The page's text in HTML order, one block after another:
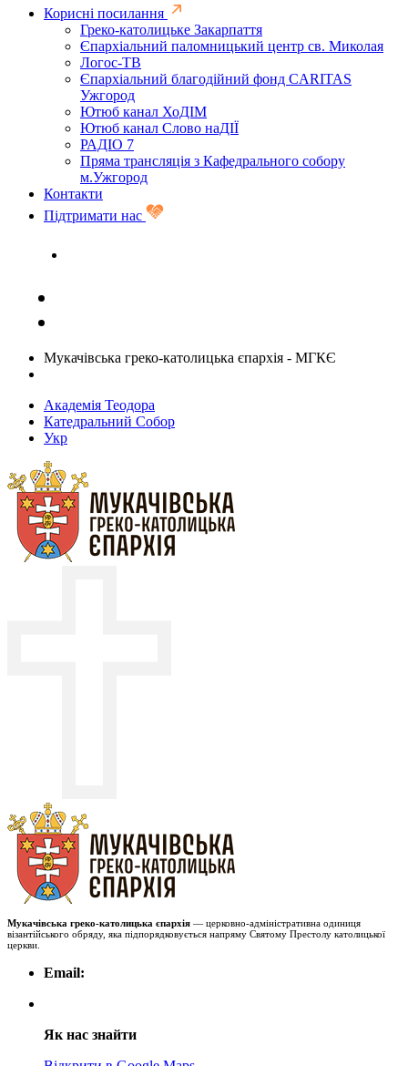
Корисні посилання
Греко-католицьке Закарпаття
Єпархіальний паломницький центр св. Миколая
Логос-ТВ
Єпархіальний благодійний фонд CARITAS
Ужгород
Ютюб канал ХоДІМ
Ютюб канал Слово наДІЇ
РАДІО 7
Пряма трансляція з Кафедрального собору
м.Ужгород
Контакти
Підтримати нас
Мукачівська греко-католицька єпархія - МГКЄ
Академія Теодора
Катедральний Собор
Укр
Мукачівська греко-католицька єпархія — церковно-адміністративна одиниця
візантійського обряду, яка підпорядковується напряму Святому Престолу католицької
церкви.
Email:
Як нас знайти